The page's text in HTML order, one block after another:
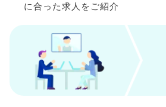
に合った求人を ご紹介